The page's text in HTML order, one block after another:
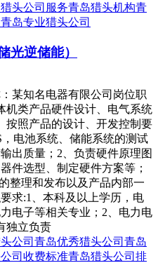
头公司服务青岛猎头机构青
青岛专业猎头公司
光逆储能）
某知名电器有限公司岗位职
机类产品硬件设计、电气系统
按照产品的设计、开发控制要
电池系统、储能系统的测试
出质量；2、负责硬件原理图
件选型、制定硬件方案等；
整理和发布以及产品内部一
求:1、本科及以上学历，电
电子等相关专业；2、电力电
独立负责
公司 青岛优秀猎头公司 青岛
司收费标准青岛猎头公司排